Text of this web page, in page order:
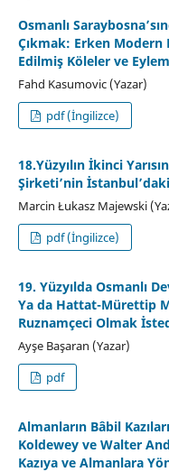
Osmanlı
Çıkmak: Erken Modern
Edilmiş Köleler ve
Fahd Kasumovic (Yazar)
pdf (İngilizce)
18.Yüzyılın İkinci
Şirketi’nin
Marcin Łukasz Majewski
pdf (İngilizce)
19. Yüzyılda Osmanlı
Ya da Hattat-Mürettip
Ruznamçeci Olmak
Ayşe Başaran (Yazar)
pdf
Almanların Bâbil
Koldewey ve Walter
Kazıya ve Almanlara